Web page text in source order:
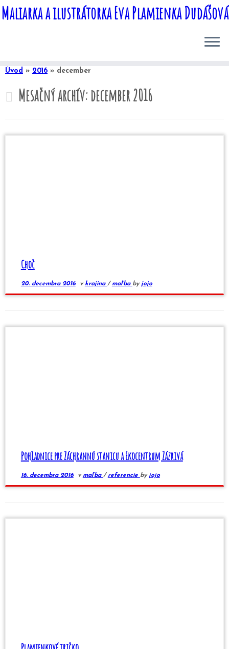
to
Maliarka a ilustrátorka Eva Plamienka Dudášová
Úvod » 2016 » december
Mesačný archív:december 2016
Choč
20. decembra 2016v krajina / maľba by jojo
Pohľadnice pre Záchrannú stanicu a Ekocentrum Zázrivá
16. decembra 2016v maľba / referencie by jojo